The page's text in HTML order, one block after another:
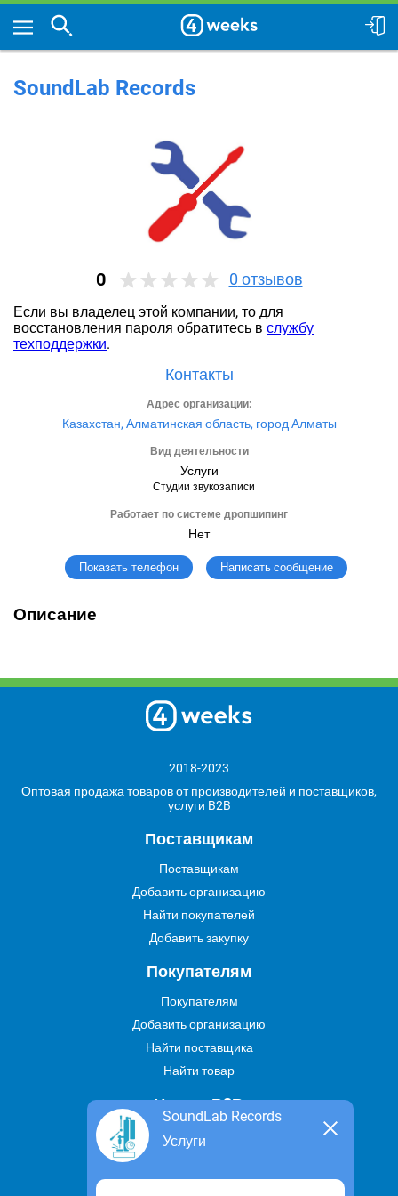
SoundLab Records
0 0 отзывов
Если вы владелец этой компании, то для
восстановления пароля обратитесь в службу
техподдержки.
Контакты
Адрес организации:
Казахстан, Алматинская область, город Алматы
Вид деятельности
Услуги
Студии звукозаписи
Работает по системе дропшипинг
Нет
Показать телефон Написать сообщение
Описание
SoundLab Records
Услуги
2018-2023
Оптовая продажа товаров от производителей и поставщиков,
услуги B2B
Поставщикам
Поставщикам
Добавить организацию
Найти покупателей
Добавить закупку
Покупателям
Покупателям
Добавить организацию
Найти поставщика
Найти товар
Услуги В2В
Найти услугу
Предложить свою услугу
Дропшиппинг